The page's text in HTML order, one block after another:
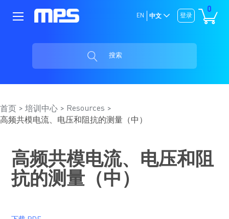
0
登录
EN 中文
搜索
首页 培训中心
Resources
高频共模电流、电压和阻抗的测量（中）
高频共模电流、电压和阻
抗的测量（中）